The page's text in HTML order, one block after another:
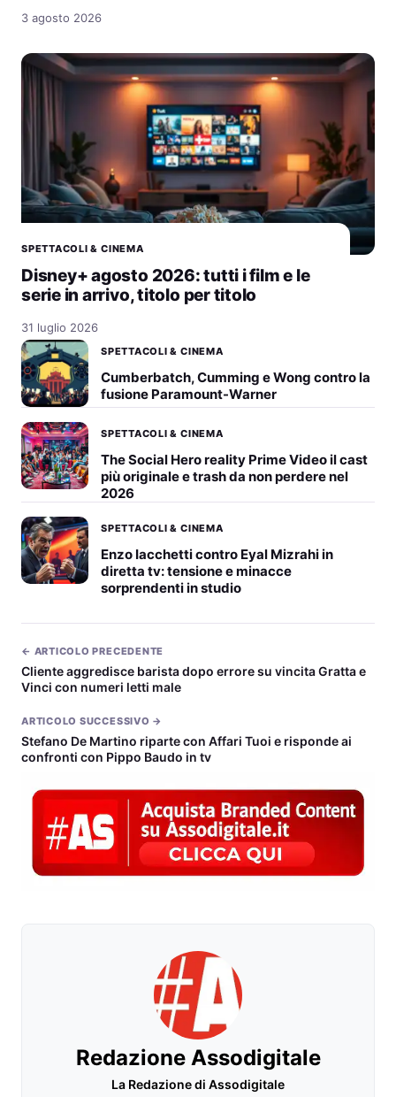
3 agosto 2026
SPETTACOLI & CINEMA
Disney+ agosto 2026: tutti i film e le
serie in arrivo, titolo per titolo
31 luglio 2026
SPETTACOLI & CINEMA
Cumberbatch, Cumming e Wong contro la
fusione Paramount-Warner
SPETTACOLI & CINEMA
The Social Hero reality Prime Video il cast
più originale e trash da non perdere nel
2026
SPETTACOLI & CINEMA
Enzo Iacchetti contro Eyal Mizrahi in
diretta tv: tensione e minacce
sorprendenti in studio
← ARTICOLO PRECEDENTE
Cliente aggredisce barista dopo errore su vincita Gratta e
Vinci con numeri letti male
ARTICOLO SUCCESSIVO →
Stefano De Martino riparte con Affari Tuoi e risponde ai
confronti con Pippo Baudo in tv
Redazione Assodigitale
La Redazione di Assodigitale